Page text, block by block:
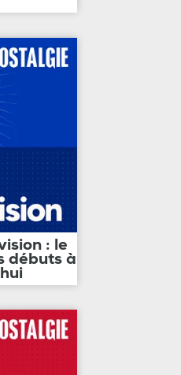
: le
débuts à